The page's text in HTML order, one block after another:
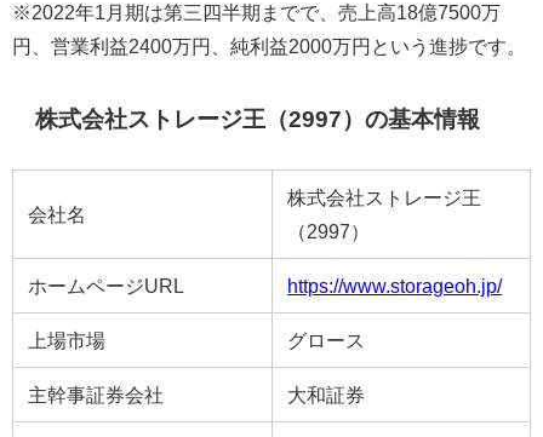
※2022年1月期は第三四半期までで、売上高18億7500万
円、営業利益2400万円、純利益2000万円という進捗です。
株式会社ストレージ王（2997）の基本情報
会社名
株式会社ストレージ王
（2997）
ホームページURL https://www.storageoh.jp/
上場市場 グロース
主幹事証券会社 大和証券